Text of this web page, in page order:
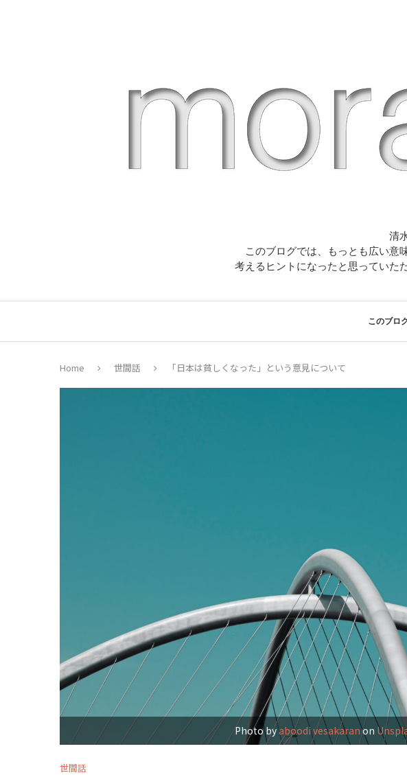
清
このブログでは、もっとも広い意
考えるヒントになったと思っていた
このブロ
Home 世間話 「日本は貧しくなった」という意見について
Photo byaboodi vesakaranon
世間話